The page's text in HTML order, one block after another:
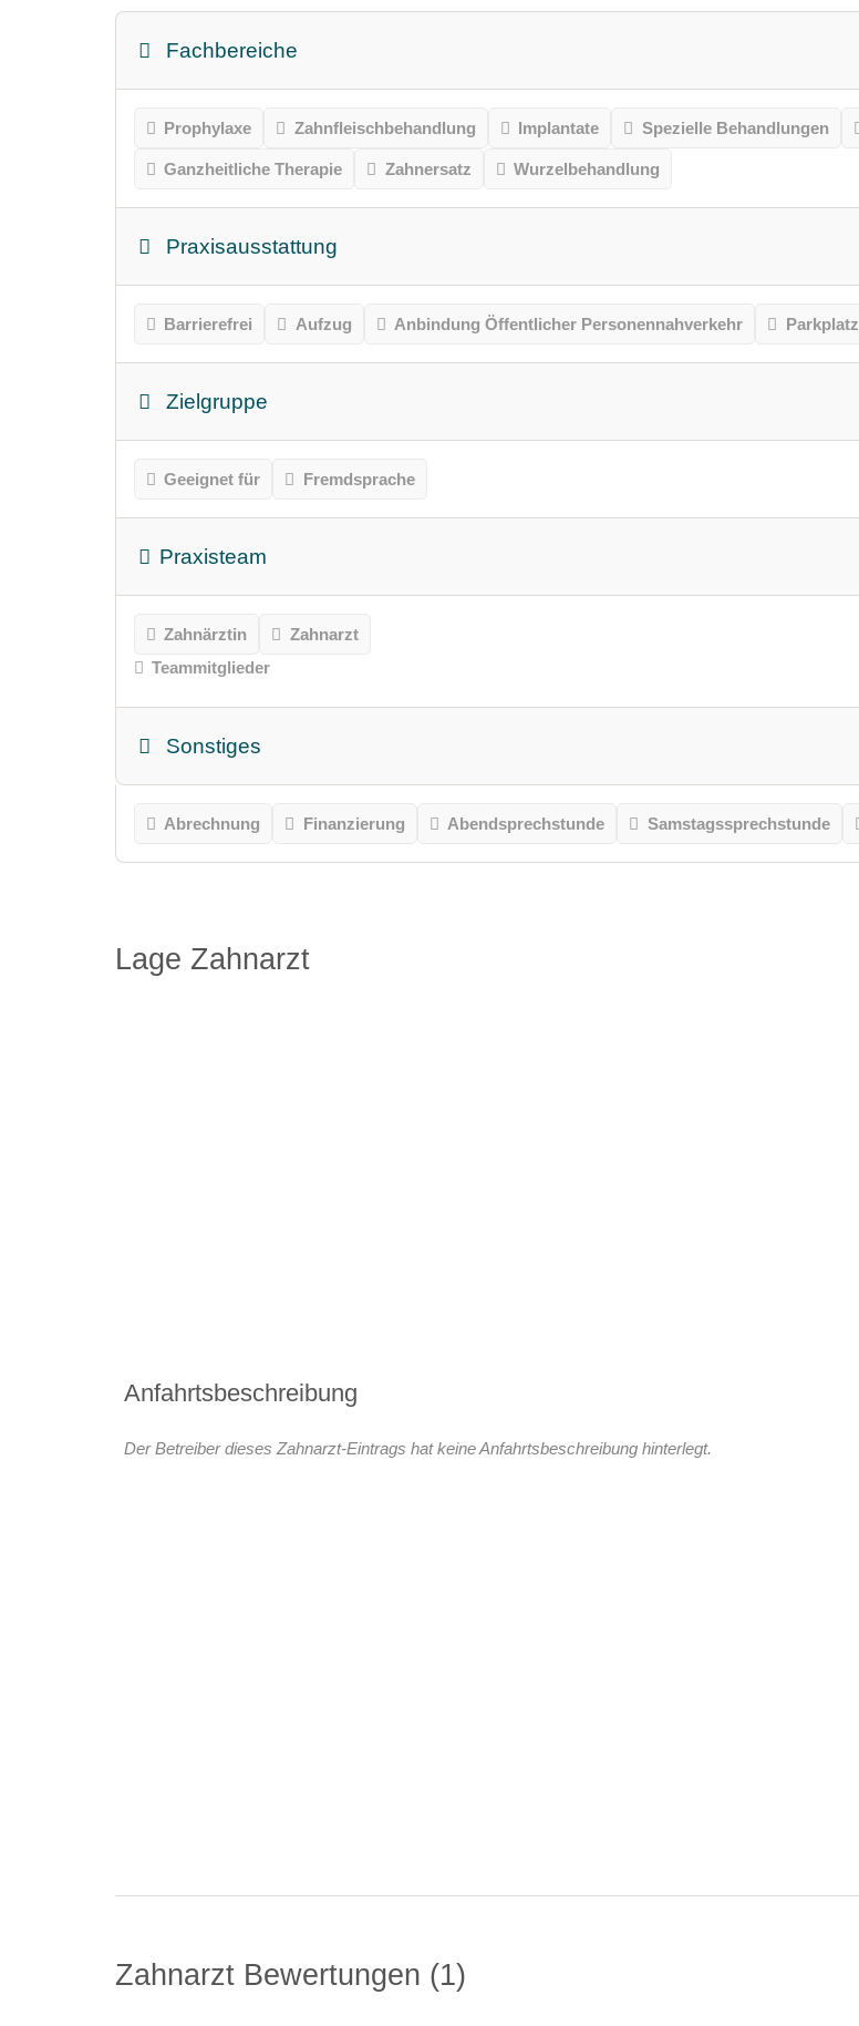
Fachbereiche
Prophylaxe Zahnfleischbehandlung Implantate Spezielle Behandlungen
Ganzheitliche Therapie Zahnersatz Wurzelbehandlung
Praxisausstattung
Barrierefrei Aufzug Anbindung Öffentlicher Personennahverkehr Parkplatz
Zielgruppe
Geeignet für Fremdsprache
Praxisteam
Zahnärztin
Zahnarzt
Teammitglieder
Sonstiges
Abrechnung Finanzierung Abendsprechstunde Samstagssprechstunde
Lage Zahnarzt
Anfahrtsbeschreibung
Der Betreiber dieses Zahnarzt-Eintrags hat keine Anfahrtsbeschreibung hinterlegt.
Zahnarzt Bewertungen 1